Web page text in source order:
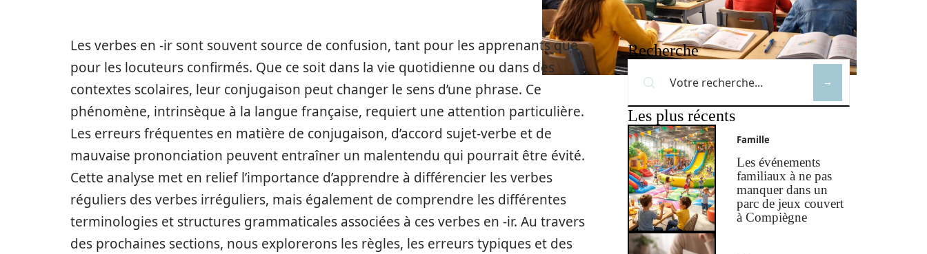
Les verbes en -ir sont souvent source de confusion, tant pour les apprenants que
pour les locuteurs confirmés. Que ce soit dans la vie quotidienne ou dans des
contextes scolaires, leur conjugaison peut changer le sens d’une phrase. Ce
phénomène, intrinsèque à la langue française, requiert une attention particulière.
Les erreurs fréquentes en matière de conjugaison, d’accord sujet-verbe et de
mauvaise prononciation peuvent entraîner un malentendu qui pourrait être évité.
Cette analyse met en relief l’importance d’apprendre à différencier les verbes
réguliers des verbes irréguliers, mais également de comprendre les différentes
terminologies et structures grammaticales associées à ces verbes en -ir. Au travers
des prochaines sections, nous explorerons les règles, les erreurs typiques et des
Recherche
Les plus récents
Famille
Les événements
familiaux à ne pas
manquer dans un
parc de jeux couvert
à Compiègne